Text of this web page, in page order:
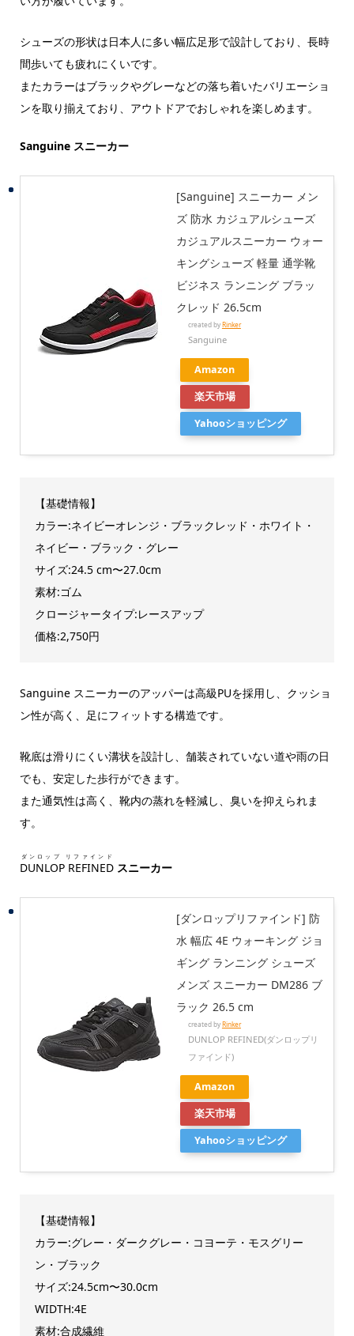
シューズの形状は日本人に多い幅広足形で設計しており、長時
間歩いても疲れにくいです。
またカラーはブラックやグレーなどの落ち着いたバリエーショ
ンを取り揃えており、アウトドアでおしゃれを楽しめます。
Sanguine スニーカー
[Sanguine] スニーカー メン
ズ 防水 カジュアルシューズ
カジュアルスニーカー ウォー
キングシューズ 軽量 通学靴
ビジネス ランニング ブラッ
クレッド 26.5cm
created by Rinker
Sanguine
Amazon
楽天市場
Yahooショッピング
【基礎情報】
カラー:ネイビーオレンジ・ブラックレッド・ホワイト・
ネイビー・ブラック・グレー
サイズ:24.5 cm〜27.0cm
素材:ゴム
クロージャータイプ:レースアップ
価格:2,750円
Sanguine スニーカーのアッパーは高級PUを採用し、クッショ
ン性が高く、足にフィットする構造です。
靴底は滑りにくい溝状を設計し、舗装されていない道や雨の日
でも、安定した歩行ができます。
また通気性は高く、靴内の蒸れを軽減し、臭いを抑えられま
す。
DUNLOP REFINED
ダンロップ リファインド
スニーカー
[ダンロップリファインド] 防
水 幅広 4E ウォーキング ジョ
ギング ランニング シューズ
メンズ スニーカー DM286 ブ
ラック 26.5 cm
created byRinker
DUNLOP REFINED(ダンロップリ
ファインド)
Amazon
楽天市場
Yahooショッピング
【基礎情報】
カラー:グレー・ダークグレー・コヨーテ・モスグリー
ン・ブラック
サイズ:24.5cm〜30.0cm
WIDTH:4E
素材:合成繊維